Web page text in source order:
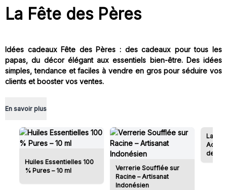
La Fête des Pères
Idées cadeaux Fête des Pères : des cadeaux pour tous les
papas, du décor élégant aux essentiels bien-être. Des idées
simples, tendance et faciles à vendre en gros pour séduire vos
clients et booster vos ventes.
En savoir plus
Huiles Essentielles 100
% Pures – 10 ml
Verrerie Soufflée sur
Racine – Artisanat
Indonésien
de Sel